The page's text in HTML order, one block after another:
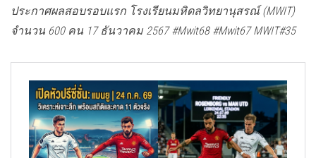
ประกาศผลสอบรอบแรก โรงเรียนมหิดลวิทยานุสรณ์ (MWIT)
จำนวน 600 คน 17 ธันวาคม 2567 #Mwit68 #Mwit67 MWIT#35